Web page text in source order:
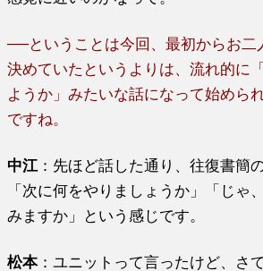
──ということは今回、最初からお二
決めていたというよりは、流れ的に
ようか」みたいな話になって始めら
ですね。
中江 ：先ほど話した通り、往復書簡
「次に何をやりましょうか」「じゃ
みますか」という感じです。
松本：ユニットって言ったけど、さ